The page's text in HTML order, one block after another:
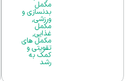
مکمل
بدنسازی و
ورزشی,
مکمل
غذایی,
مکمل های
تقویتی و
کمک به
رشد